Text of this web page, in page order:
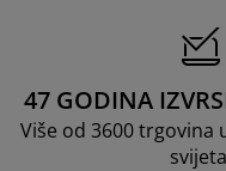
47 GODINA
Više od 3600 trgovina